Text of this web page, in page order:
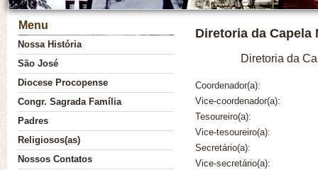
Cada Comunidade uma Nova Vocação
Novena a Nossa S. do Perpétuo
Diretoria da Capela
Diretoria da
Coordenador(a):
Vice-coordenador(a):
Tesoureiro(a):
Vice-tesoureiro(a):
Secretário(a):
Vice-secretário(a):
Menu
Nossa História
São José
Diocese Procopense
Congr. Sagrada Família
Padres
Religiosos(as)
Nossos Contatos